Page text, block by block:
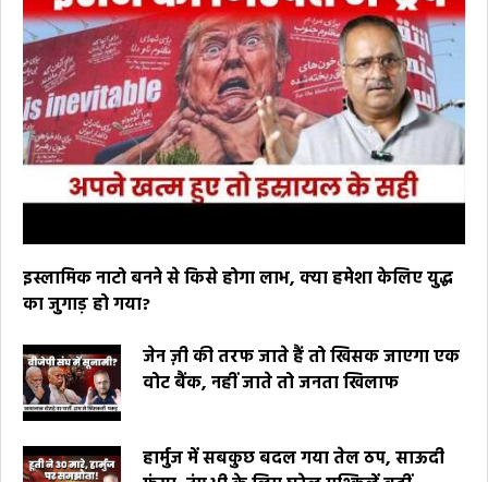
इस्लामिक नाटो बनने से किसे होगा लाभ, क्या हमेशा केलिए युद्ध
का जुगाड़ हो गया?
जेन ज़ी की तरफ जाते हैं तो खिसक जाएगा एक
वोट बैंक, नहीं जाते तो जनता खिलाफ
हार्मुज में सबकुछ बदल गया तेल ठप, साऊदी